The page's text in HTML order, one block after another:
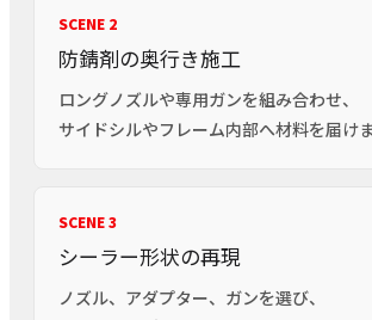
SCENE 2
防錆剤の奥行き施工
ロングノズルや専用ガンを組み合わせ、
サイドシルやフレーム内部へ材料を届けま
SCENE 3
シーラー形状の再現
ノズル、アダプター、ガンを選び、